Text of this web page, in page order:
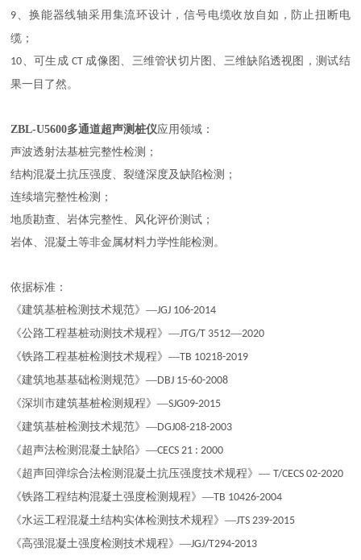
9、换能器线轴采用集流环设计，信号电缆收放自如，防止扭断电
缆；
10、可生成CT成像图、三维管状切片图、三维缺陷透视图，测试结
果一目了然。
ZBL-U5600多通道超声测桩仪应用领域：
声波透射法基桩完整性检测；
结构混凝土抗压强度、裂缝深度及缺陷检测；
连续墙完整性检测；
地质勘查、岩体完整性、风化评价测试；
岩体、混凝土等非金属材料力学性能检测。
依据标准：
《建筑基桩检测技术规范》—JGJ 106-2014
《公路工程基桩动测技术规程》—JTG/T 3512―2020
《铁路工程基桩检测技术规程》—TB 10218-2019
《建筑地基基础检测规范》—DBJ 15-60-2008
《深圳市建筑基桩检测规程》—SJG09-2015
《建筑基桩检测技术规范》—DGJ08-218-2003
《超声法检测混凝土缺陷》—CECS 21 : 2000
《超声回弹综合法检测混凝土抗压强度技术规程》—T/CECS 02-2020
《铁路工程结构混凝土强度检测规程》—TB 10426-2004
《水运工程混凝土结构实体检测技术规程》—JTS 239-2015
《高强混凝土强度检测技术规程》—JGJ/T294-2013